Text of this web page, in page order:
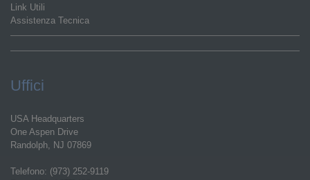
Link Utili
Assistenza Tecnica
Uffici
USA Headquarters
One Aspen Drive
Randolph, NJ 07869
Telefono: (973) 252-9119